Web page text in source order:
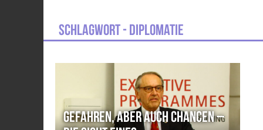
Schlagwort - Diplomatie
Gefahren, aber auch Chancen –